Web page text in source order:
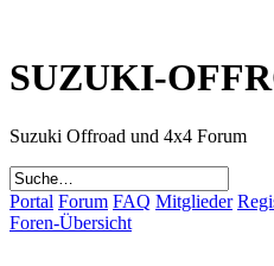
SUZUKI-
Suzuki Offroad und 4x4 Forum
Portal Forum FAQ Mitglieder
Foren-Übersicht